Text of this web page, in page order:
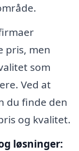
pris, men
som
Ved at
du finde den
og kvalitet.
løsninger: